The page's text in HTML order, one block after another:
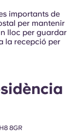
8GR
importants de
per mantenir
lloc per guardar
la recepció per